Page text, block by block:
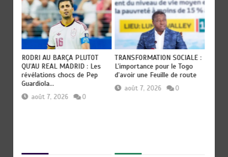
RODRI AU BARÇA PLUTOT
QU’AU REAL MADRID : Les
révélations chocs de Pep
Guardiola…
août 7, 2026 0
TRANSFORMATION SOCIALE :
L’importance pour le Togo
d’avoir une Feuille de route
août 7, 2026 0